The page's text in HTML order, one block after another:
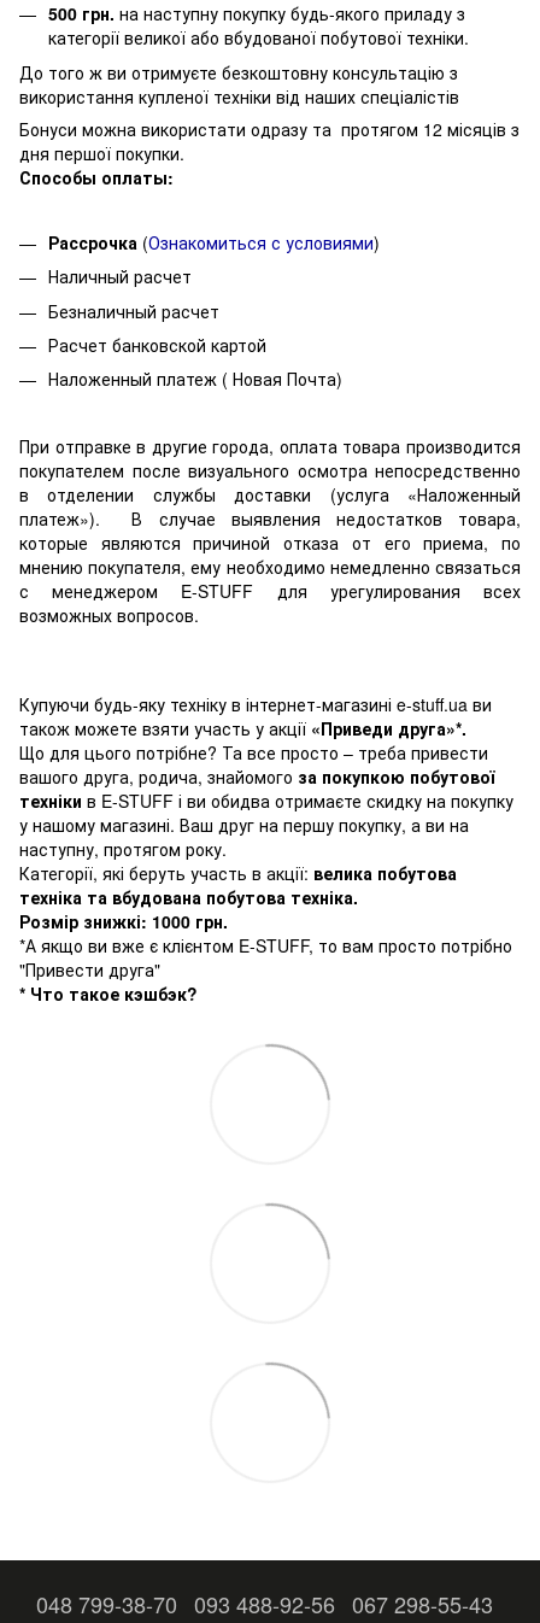
500 грн. на наступну покупку будь-якого приладу з
категорії великої або вбудованої побутової техніки.
До того ж ви отримуєте безкоштовну консультацію з
використання купленої техніки від наших спеціалістів
Бонуси можна використати одразу та протягом 12 місяців з
дня першої покупки.
Способы оплаты:
Рассрочка (Ознакомиться с условиями)
Наличный расчет
Безналичный расчет
Расчет банковской картой
Наложенный платеж ( Новая Почта)
При отправке в другие города, оплата товара производится
покупателем после визуального осмотра непосредственно
в отделении службы доставки (услуга «Наложенный
платеж»). В случае выявления недостатков товара,
которые являются причиной отказа от его приема, по
мнению покупателя, ему необходимо немедленно связаться
с менеджером E-STUFF для урегулирования всех
возможных вопросов.
Купуючи будь-яку техніку в інтернет-магазині e-stuff.ua ви
також можете взяти участь у акції «Приведи друга»*.
Що для цього потрібне? Та все просто – треба привести
вашого друга, родича, знайомого за покупкою побутової
техніки в E-STUFF і ви обидва отримаєте скидку на покупку
у нашому магазині. Ваш друг на першу покупку, а ви на
наступну, протягом року.
Категорії, які беруть участь в акції: велика побутова
техніка та вбудована побутова техніка.
Розмір знижкі: 1000 грн.
*А якщо ви вже є клієнтом E-STUFF, то вам просто потрібно
"Привести друга"
* Что такое кэшбэк?
048 799-38-70 093 488-92-56 067 298-55-43